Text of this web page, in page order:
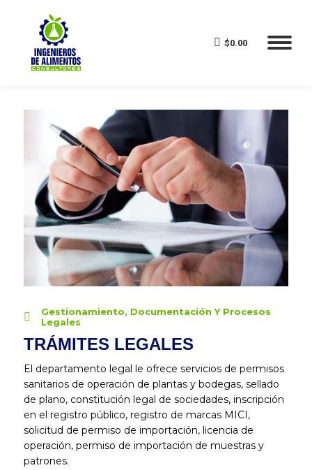
$0.00
Gestionamiento, Documentación Y Procesos
Legales
TRÁMITES LEGALES
El departamento legal le ofrece servicios de permisos
sanitarios de operación de plantas y bodegas, sellado
de plano, constitución legal de sociedades, inscripción
en el registro público, registro de marcas MICI,
solicitud de permiso de importación, licencia de
operación, permiso de importación de muestras y
patrones.